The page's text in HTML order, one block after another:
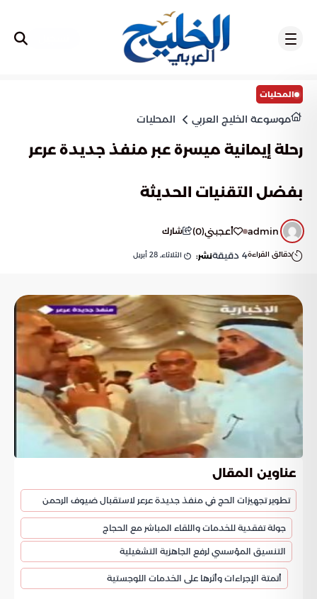
المحليات
موسوعة الخليج العربي المحليات
رحلة إيمانية ميسرة عبر منفذ جديدة عرعر
بفضل التقنيات الحديثة
admin أعجبني(
0
) شارك
دقائق القراءة4 دقيقةنشر: الثلاثاء, 28 أبريل
عناوين المقال
تطوير تجهيزات الحج في منفذ جديدة عرعر لاستقبال ضيوف الرحمن
جولة تفقدية للخدمات واللقاء المباشر مع الحجاج
التنسيق المؤسسي لرفع الجاهزية التشغيلية
أتمتة الإجراءات وأثرها على الخدمات اللوجستية